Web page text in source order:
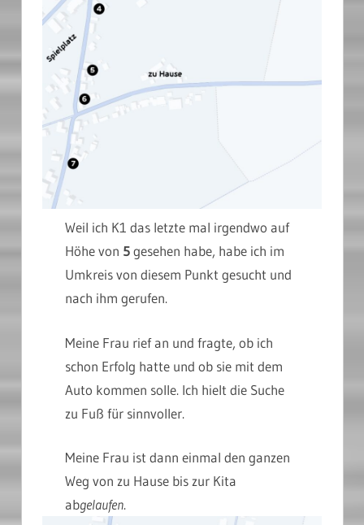
Weil ich K1 das letzte mal irgendwo auf
Höhe von 5gesehen habe, habe ich im
Umkreis von diesem Punkt gesucht und
nach ihm gerufen.
Meine Frau rief an und fragte, ob ich
schon Erfolg hatte und ob sie mit dem
Auto kommen solle. Ich hielt die Suche
zu Fuß für sinnvoller.
Meine Frau ist dann einmal den ganzen
Weg von zu Hause bis zur Kita
abgelaufen.